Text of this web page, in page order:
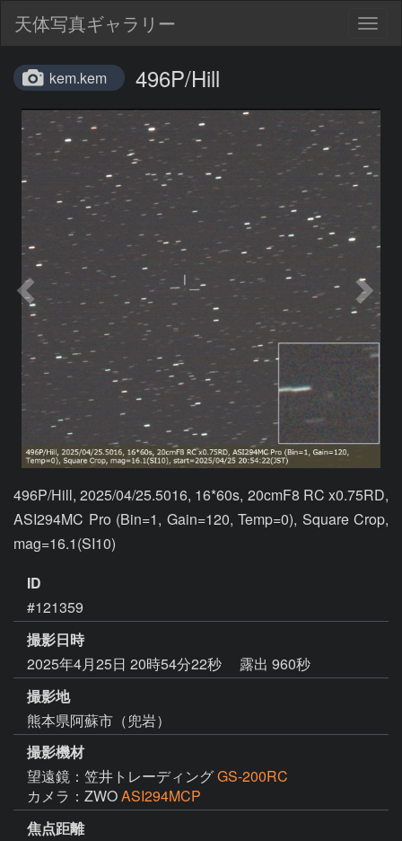
天体写真ギャラリー
kem.kem 496P/Hill
496P/Hill, 2025/04/25.5016, 16*60s, 20cmF8 RC x0.75RD,
ASI294MC Pro (Bin=1, Gain=120, Temp=0), Square Crop,
mag=16.1(SI10)
ID
#121359
撮影日時
2025年4月25日 20時54分22秒
露出 960秒
撮影地
熊本県阿蘇市（兜岩）
撮影機材
望遠鏡：笠井トレーディングGS-200RC
カメラ：ZWOASI294MCP
焦点距離